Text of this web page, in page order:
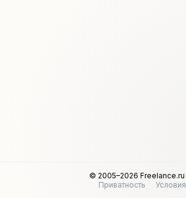
© 2005–2026 Freelance.ru
Приватность
Условия